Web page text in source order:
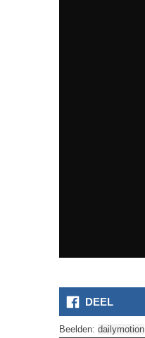
DEEL
Beelden: dailymotion